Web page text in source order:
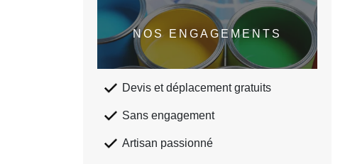
NOS ENGAGEMENTS
Devis et déplacement gratuits
Sans engagement
Artisan passionné